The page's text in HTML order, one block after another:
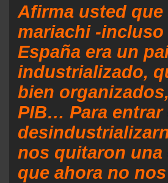
Afirma usted que
mariachi -incluso
España era un
industrializado,
bien
PIB… Para entrar
nos quitaron una
que ahora no